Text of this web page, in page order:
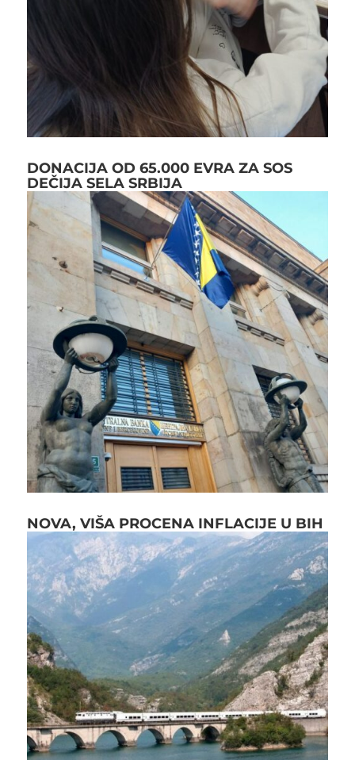
DONACIJA OD 65.000 EVRA ZA SOS
DEČIJA SELA SRBIJA
NOVA, VIŠA PROCENA INFLACIJE U BIH